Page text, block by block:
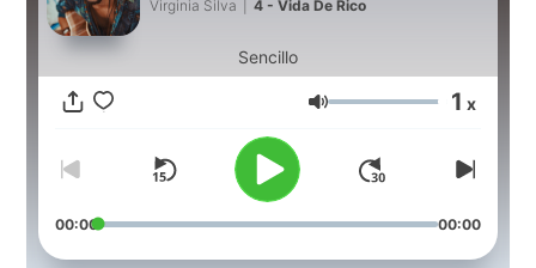
Virginia Silva 4 - Vida De Rico
Sencillo
Volumen 1 x
00:00 00:00